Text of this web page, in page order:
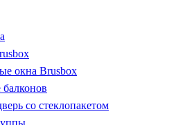
окна Brusbox
со стеклопакетом